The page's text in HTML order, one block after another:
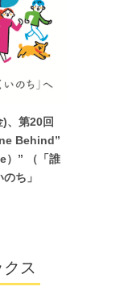
害後を共に生きる
ンター・社会ソリ
催されます。
害後を共に生きる
ンター（未来共生
アティブ）の参加
こちら
)、第20回
Behind”
” （「誰
ち」
ス